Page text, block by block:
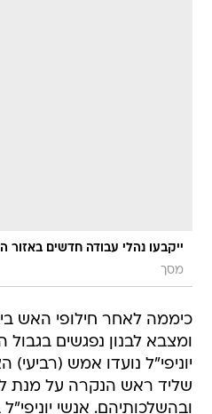
ייקבעו נהלי עבודה חדשים באזור
מסך
כיממה לאחר חילופי האש
ומצבא לבנון נפגשים בגבול
יוניפי"ל נועדו אמש
שליד ראש הנקרה על מנת
ובהשלכותיהם. אנשי